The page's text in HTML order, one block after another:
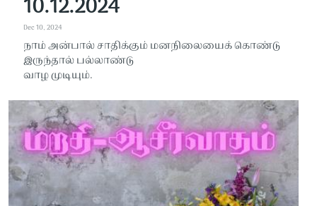
10.12.2024
Dec 10, 2024
நாம் அன்பால் சாதிக்கும் மனநிலையைக் கொண்டு
இருந்தால் பல்லாண்டு
வாழ முடியும்.